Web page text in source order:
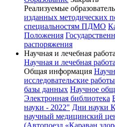
Реализуемые
изданных методических
специальностям ПДМО
Положения
распоряжения
Научная и лечебная работа
Научная и лечебная работа
Общая информация
исследовательские
базы данных Научное
Электронная библиотека
науки - 2022" Дни науки
научный медицинский
(Автопоезд «Караван